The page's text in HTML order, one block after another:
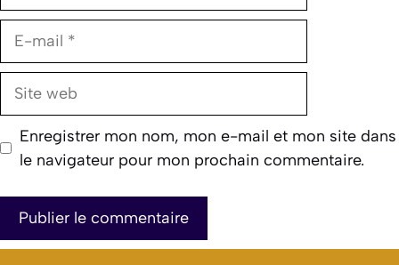
E-
Site
Enregistrer mon nom, mon e-mail et mon site dans
le navigateur pour mon prochain commentaire.